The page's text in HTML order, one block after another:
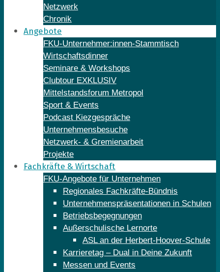
Netzwerk
Chronik
Angebote
FKU-Unternehmer:innen-Stammtisch
Wirtschaftsdinner
Seminare & Workshops
Clubtour EXKLUSIV
Mittelstandsforum Metropol
Sport & Events
Podcast Kiezgespräche
Unternehmensbesuche
Netzwerk- & Gremienarbeit
Projekte
Fachkräfte & Wirtschaft
FKU-Angebote für Unternehmen
Regionales Fachkräfte-Bündnis
Unternehmenspräsentationen in Schulen
Betriebsbegegnungen
Außerschulische Lernorte
ASL an der Herbert-Hoover-Schule
Karrieretag – Dual in Deine Zukunft
Messen und Events